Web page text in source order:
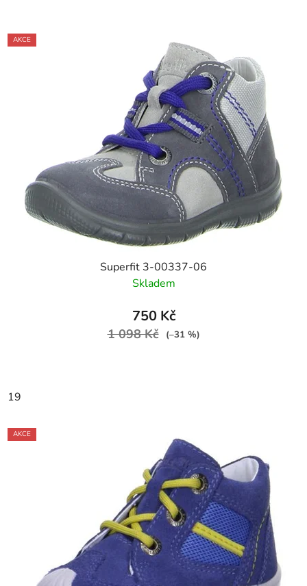
AKCE
Superfit 3-00337-06
Skladem
750 Kč
1 098 Kč (–31 %)
19
AKCE